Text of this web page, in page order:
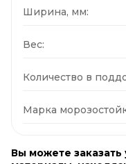
Ширина, мм:
Вес:
Количество в
Марка
Вы можете